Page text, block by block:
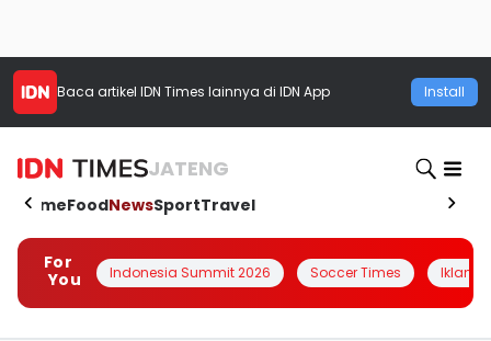
Baca artikel IDN Times lainnya di IDN App Install
JATENG
HomeFoodNewsSportTravel
For
You
Indonesia Summit 2026 Soccer Times Iklanin